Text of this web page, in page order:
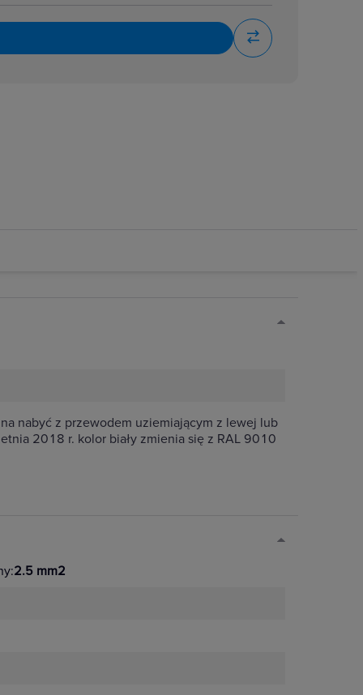
nabyć z przewodem uziemiającym z lewej lub
2018 r. kolor biały zmienia się z RAL 9010
2.5 mm2